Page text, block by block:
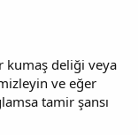
kumaş deliği veya
ve eğer
tamir şansı